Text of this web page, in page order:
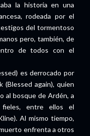
la historia en una
rodeada por el
del tormentoso
pero, también, de
de todos con el
es derrocado por
(Blessed again), quien
al bosque de Ardén, a
entre ellos el
Al mismo tiempo,
enfrenta a otros